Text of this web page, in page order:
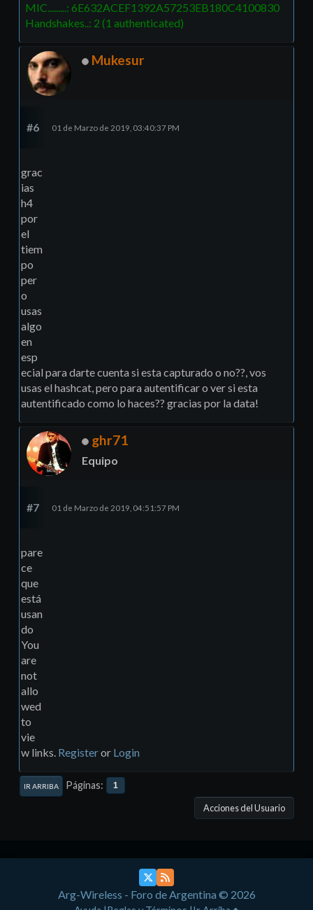
MIC.........: 6E632ACEF1392A57253EB180C4100830
Handshakes..: 2 (1 authenticated)
Mukesur
#6 01 de Marzo de 2019, 03:40:37 PM
grac
ias
h4
por
el
tiem
po
per
o
usas
algo
en
esp
ecial para darte cuenta si esta capturado o no??, vos
usas el hashcat, pero para autentificar o ver si esta
autentificado como lo haces?? gracias por la data!
ghr71
Equipo
#7 01 de Marzo de 2019, 04:51:57 PM
pare
ce
que
está
usan
do
You
are
not
allo
wed
to
vie
w links. Registeror Login
IR ARRIBA Páginas 1
Acciones del Usuario
Arg-Wireless - Foro de Argentina © 2026